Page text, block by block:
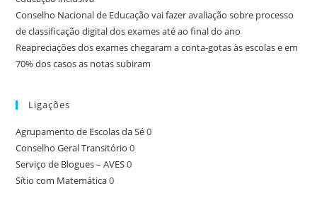
Conselho Nacional de Educação vai fazer avaliação sobre processo
de classificação digital dos exames até ao final do ano
Reapreciações dos exames chegaram a conta-gotas às escolas e em
70% dos casos as notas subiram
Ligações
Agrupamento de Escolas da Sé0
Conselho Geral Transitório 0
Serviço de Blogues – AVES0
Sítio com Matemática0